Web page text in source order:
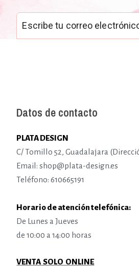
Datos de contacto
PLATA DESIGN
C/ Tomillo 52, Guadalajara
Email: shop@plata-design.es
Teléfono: 610665191
Horario de atención telefónica:
De Lunes a Jueves
de 10:00 a 14:00 horas
VENTA SOLO ONLINE